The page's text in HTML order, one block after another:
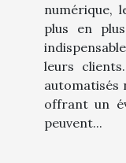
numérique,
plus en
leurs
automatisés
offrant un
peuvent...